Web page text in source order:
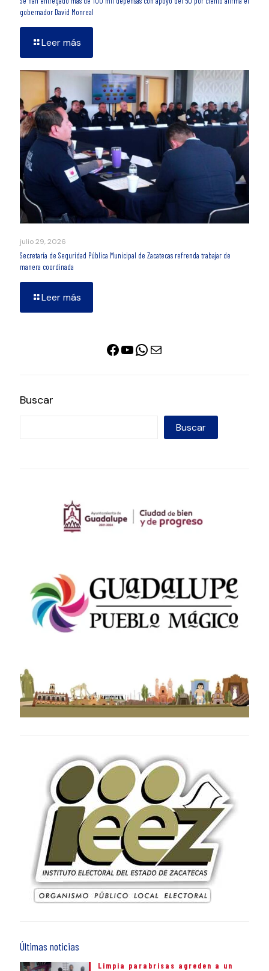
gobernador David Monreal
Leer más
julio 29, 2026
Secretaría de Seguridad Pública Municipal de Zacatecas refrenda trabajar de
manera coordinada
Leer más
Facebook
YouTube
WhatsApp
Correo electrónico
Buscar
Buscar
Últimas noticias
Limpia parabrisas agreden a un